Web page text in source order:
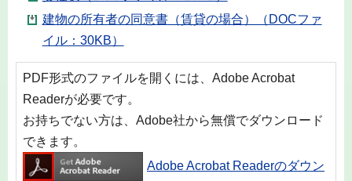
建物の所有者の同意書（賃貸の場合）（DOCファ
イル：30KB）
PDF形式のファイルを開くには、Adobe Acrobat
Readerが必要です。
お持ちでない方は、Adobe社から無償でダウンロード
できます。
Adobe Acrobat Readerのダウン